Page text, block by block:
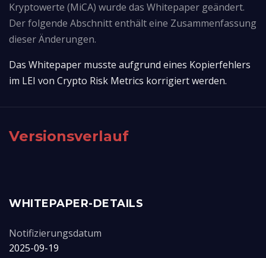
Kryptowerte (MiCA) wurde das Whitepaper geändert.
Der folgende Abschnitt enthält eine Zusammenfassung
dieser Änderungen.
Das Whitepaper musste aufgrund eines Kopierfehlers
im LEI von Crypto Risk Metrics korrigiert werden.
Versionsverlauf
WHITEPAPER-DETAILS
Notifizierungsdatum
2025-09-19